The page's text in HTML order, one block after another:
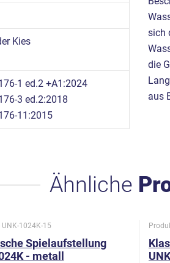
Kies
1 ed.2 +A1:2024
3 ed.2:2018
11:2015
sich
die
aus
Ähnliche
UNK-1024K-15
Spielaufstellung
- metall